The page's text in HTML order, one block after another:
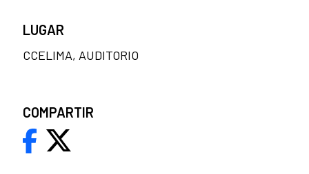
LUGAR
CCELIMA, AUDITORIO
COMPARTIR